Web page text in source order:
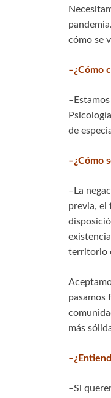
cómo se
–¿Cómo
de
–¿Cómo
–La
previa, el
territorio
pasamos
más
–Si